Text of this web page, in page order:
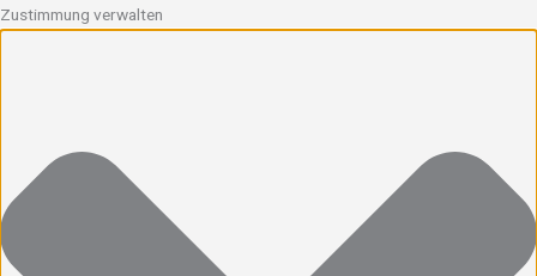
Zustimmung verwalten